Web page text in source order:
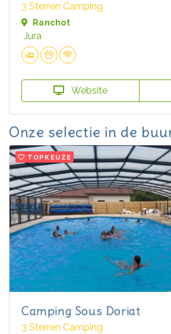
3 Sterren Camping
Ranchot
Jura
Website
Onze selectie in de
TOPKEUZE
Camping Sous Doriat
3 Sterren Camping